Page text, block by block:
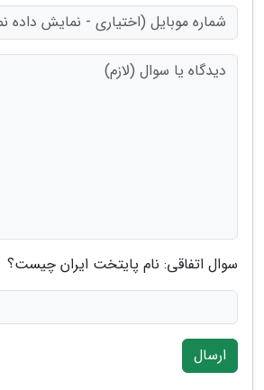
سوال اتفاقی: نام پایتخت ایران چیست؟
ارسال